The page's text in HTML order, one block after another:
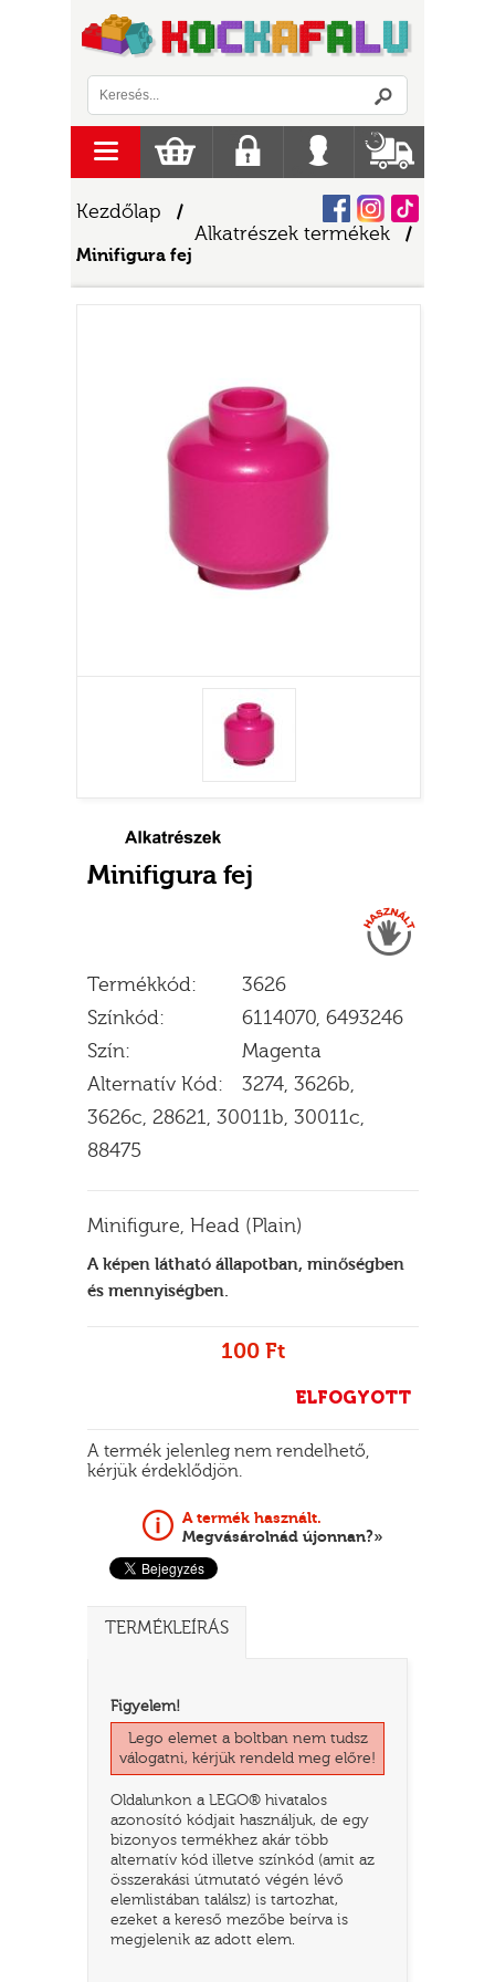
Kezdőlap /
Alkatrészek termékek
/
Minifigura fej
Minifigura fej
Termékkód:
3626
Színkód:
6114070, 6493246
Szín:
Magenta
Alternatív Kód:
3274, 3626b,
3626c, 28621, 30011b, 30011c,
88475
Minifigure, Head (Plain)
A képen látható állapotban, minőségben
és mennyiségben.
100 Ft
ELFOGYOTT
A termék jelenleg nem rendelhető,
kérjük érdeklődjön.
A termék használt.
Megvásárolnád újonnan?»
TERMÉKLEÍRÁS
Figyelem!
Lego elemet a boltban nem tudsz
válogatni, kérjük rendeld meg előre!
Oldalunkon a LEGO® hivatalos
azonosító kódjait használjuk, de egy
bizonyos termékhez akár több
alternatív kód illetve színkód (amit az
összerakási útmutató végén lévő
elemlistában találsz) is tartozhat,
ezeket a kereső mezőbe beírva is
megjelenik az adott elem.